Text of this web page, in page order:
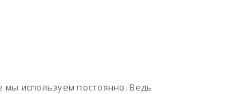
используем постоянно. Ведь